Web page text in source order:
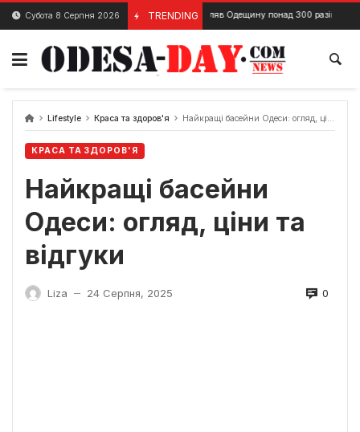
Skip
content
Субота 8 Серпня 2026 TRENDING
7 Вересня, 2024 Ворог обстріляв Одещину понад 300 разів 26
Lifestyle Краса та здоров'я Найкращі басейни Одеси: огляд, ціни та відгуки
КРАСА ТА ЗДОРОВ'Я
Найкращі басейни
Одеси: огляд, ціни та
відгуки
Liza — 24 Серпня, 2025 0